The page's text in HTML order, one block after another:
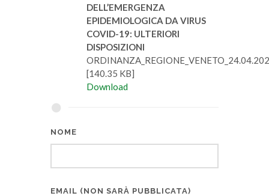
DELL’EMERGENZA
EPIDEMIOLOGICA DA VIRUS
COVID-19: ULTERIORI
DISPOSIZIONI
[140.35 KB]
Download
NOME
EMAIL (NON SARÀ PUBBLICATA)